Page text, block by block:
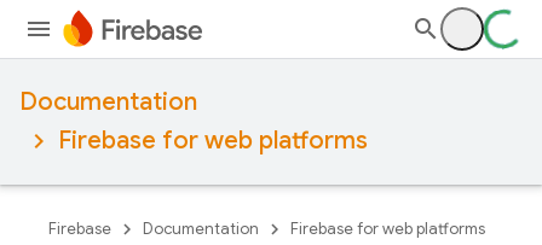
Documentation
Firebase for web platforms
Firebase Documentation
Firebase for web platforms